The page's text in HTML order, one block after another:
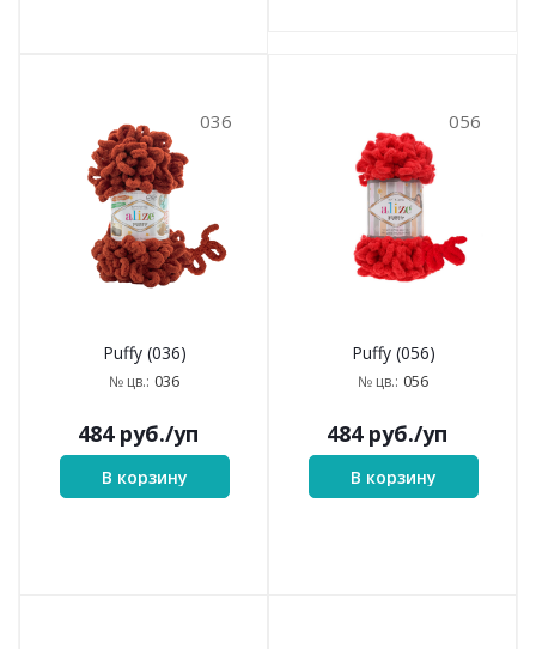
036
Puffy (036)
№ цв.: 036
484руб./уп
В корзину
056
Puffy (056)
№ цв.: 056
484руб./уп
В корзину